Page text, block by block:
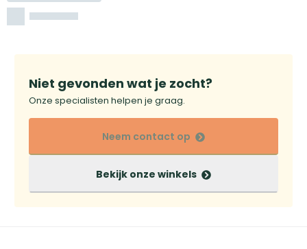
Niet gevonden wat je zocht?
Onze specialisten helpen je graag.
Neem contact op
Bekijk onze winkels